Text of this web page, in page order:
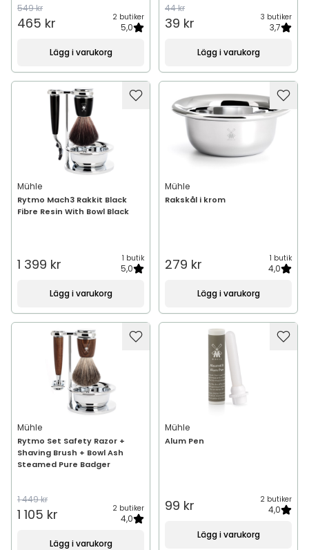
549 kr
465 kr 2 butiker
5,0
Lägg i varukorg
44 kr
39 kr 3 butiker
3,7
Lägg i varukorg
Mühle
Rytmo Mach3 Rakkit Black
Fibre Resin With Bowl Black
1 399 kr 1 butik
5,0
Lägg i varukorg
Mühle
Rakskål i krom
279 kr 1 butik
4,0
Lägg i varukorg
Mühle
Rytmo Set Safety Razor +
Shaving Brush + Bowl Ash
Steamed Pure Badger
1 449 kr
1 105 kr 2 butiker
4,0
Lägg i varukorg
Mühle
Alum Pen
99 kr 2 butiker
4,0
Lägg i varukorg